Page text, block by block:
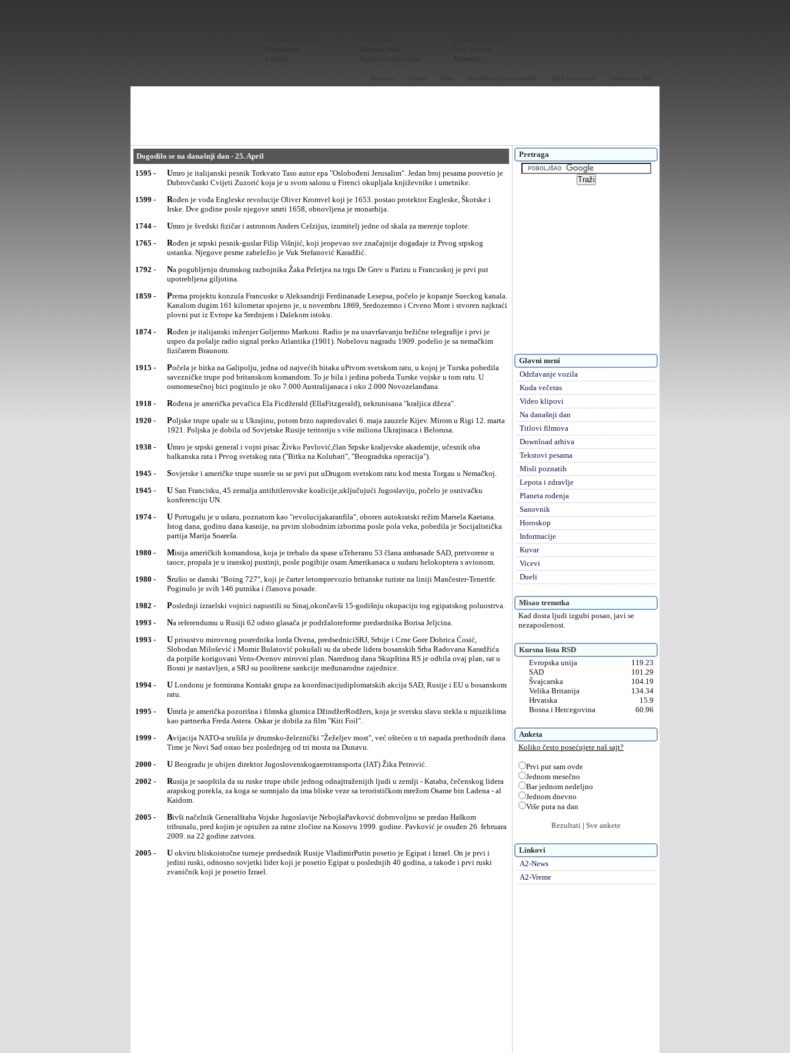
Dogodilo se na današnji dan - 25. April
1595 -
Umro je italijanski pesnik Torkvato Taso autor epa "Oslobođeni Jerusalim". Jedan broj pesama posvetio je
Dubrovčanki Cvijeti Zuzorić koja je u svom salonu u Firenci okupljala književnike i umetnike.
1599 -
Rođen je vođa Engleske revolucije Oliver Kromvel koji je 1653. postao protektor Engleske, Škotske i
Irske. Dve godine posle njegove smrti 1658, obnovljena je monarhija.
1744 -
Umro je švedski fizičar i astronom Anders Celzijus, izumitelj jedne od skala za merenje toplote.
1765 -
Rođen je srpski pesnik-guslar Filip Višnjić, koji jeopevao sve značajnije događaje iz Prvog srpskog
ustanka. Njegove pesme zabeležio je Vuk Stefanović Karadžić.
1792 -
Na pogubljenju drumskog razbojnika Žaka Peletjea na trgu De Grev u Parizu u Francuskoj je prvi put
upotrebljena giljotina.
1859 -
Prema projektu konzula Francuske u Aleksandriji Ferdinanade Lesepsa, počelo je kopanje Sueckog kanala.
Kanalom dugim 161 kilometar spojeno je, u novembru 1869, Sredozemno i Crveno More i stvoren najkraći
plovni put iz Evrope ka Srednjem i Dalekom istoku.
1874 -
Rođen je italijanski inženjer Guljermo Markoni. Radio je na usavršavanju bežične telegrafije i prvi je
uspeo da pošalje radio signal preko Atlantika (1901). Nobelovu nagradu 1909. podelio je sa nemačkim
fizičarem Braunom.
1915 -
Počela je bitka na Galipolju, jedna od najvećih bitaka uPrvom svetskom ratu, u kojoj je Turska pobedila
savezničke trupe pod britanskom komandom. To je bila i jedina pobeda Turske vojske u tom ratu. U
osmomesečnoj bici poginulo je oko 7.000 Australijanaca i oko 2.000 Novozelanđana.
1918 -
Rođena je američka pevačica Ela Ficdžerald (EllaFitzgerald), nekrunisana "kraljica džeza".
1920 -
Poljske trupe upale su u Ukrajinu, potom brzo napredovalei 6. maja zauzele Kijev. Mirom u Rigi 12. marta
1921. Poljska je dobila od Sovjetske Rusije teritoriju s više miliona Ukrajinaca i Belorusa.
1938 -
Umro je srpski general i vojni pisac Živko Pavlović,član Srpske kraljevske akademije, učesnik oba
balkanska rata i Prvog svetskog rata ("Bitka na Kolubari", "Beogradska operacija").
1945 -
Sovjetske i američke trupe susrele su se prvi put uDrugom svetskom ratu kod mesta Torgau u Nemačkoj.
1945 -
U San Francisku, 45 zemalja antihitlerovske koalicije,uključujući Jugoslaviju, počelo je osnivačku
konferenciju UN.
1974 -
U Portugalu je u udaru, poznatom kao "revolucijakaranfila", oboren autokratski režim Marsela Kaetana.
Istog dana, godinu dana kasnije, na prvim slobodnim izborima posle pola veka, pobedila je Socijalistička
partija Marija Soareša.
1980 -
Misija američkih komandosa, koja je trebalo da spase uTeheranu 53 člana ambasade SAD, pretvorene u
taoce, propala je u iranskoj pustinji, posle pogibije osam Amerikanaca u sudaru helokoptera s avionom.
1980 -
Srušio se danski "Boing 727", koji je čarter letomprevozio britanske turiste na liniji Mančester-Tenerife.
Poginulo je svih 146 putnika i članova posade.
1982 -
Poslednji izraelski vojnici napustili su Sinaj,okončavši 15-godišnju okupaciju tog egipatskog poluostrva.
1993 -
Na referendumu u Rusiji 62 odsto glasača je podržaloreforme predsednika Borisa Jeljcina.
1993 -
U prisustvu mirovnog posrednika lorda Ovena, predsedniciSRJ, Srbije i Crne Gore Dobrica Ćosić,
Slobodan Milošević i Momir Bulatović pokušali su da ubede lidera bosanskih Srba Radovana Karadžića
da potpiše korigovani Vens-Ovenov mirovni plan. Narednog dana Skupština RS je odbila ovaj plan, rat u
Bosni je nastavljen, a SRJ su pooštrene sankcije međunarodne zajednice.
1994 -
U Londonu je formirana Kontakt grupa za koordinacijudiplomatskih akcija SAD, Rusije i EU u bosanskom
ratu.
1995 -
Umrla je američka pozorišna i filmska glumica DžindžerRodžers, koja je svetsku slavu stekla u mjuziklima
kao partnerka Freda Astera. Oskar je dobila za film "Kiti Foil".
1999 -
Avijacija NATO-a srušila je drumsko-železnički "Žeželjev most", već oštećen u tri napada prethodnih dana.
Time je Novi Sad ostao bez poslednjeg od tri mosta na Dunavu.
2000 -
U Beogradu je ubijen direktor Jugoslovenskogaerotransporta (JAT) Žika Petrović.
2002 -
Rusija je saopštila da su ruske trupe ubile jednog odnajtraženijih ljudi u zemlji - Kataba, čečenskog lidera
arapskog porekla, za koga se sumnjalo da ima bliske veze sa terorističkom mrežom Osame bin Ladena - al
Kaidom.
2005 -
Bivši načelnik Generalštaba Vojske Jugoslavije NebojšaPavković dobrovoljno se predao Haškom
tribunalu, pred kojim je optužen za ratne zločine na Kosovu 1999. godine. Pavković je osuđen 26. februara
2009. na 22 godine zatvora.
2005 -
U okviru bliskoistočne turneje predsednik Rusije VladimirPutin posetio je Egipat i Izrael. On je prvi i
jedini ruski, odnosno sovjetki lider koji je posetio Egipat u poslednjih 40 godina, a takođe i prvi ruski
zvaničnik koji je posetio Izrael.
Pretraga
Glavni meni
Održavanje vozila
Kuda večeras
Video klipovi
Na današnji dan
Titlovi filmova
Download arhiva
Tekstovi pesama
Misli poznatih
Lepota i zdravlje
Planeta rođenja
Sanovnik
Horoskop
Informacije
Kuvar
Vicevi
Dueli
Misao trenutka
Kad dosta ljudi izgubi posao, javi se
nezaposlenost.
Kursna lista RSD
Evropska unija
119.23
SAD
101.29
Švajcarska
104.19
Velika Britanija
134.34
Hrvatska
15.9
Bosna i Hercegovina
60.96
Anketa
Koliko često posećujete naš sajt?
Prvi put sam ovde
Jednom mesečno
Bar jednom nedeljno
Jednom dnevno
Više puta na dan
Rezultati | Sve ankete
Linkovi
A2-News
A2-Vreme